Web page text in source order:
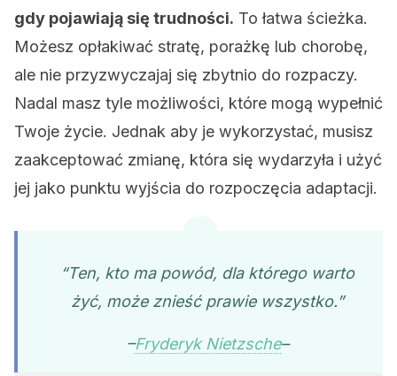
gdy pojawiają się trudności. To łatwa ścieżka.
Możesz opłakiwać stratę, porażkę lub chorobę,
ale nie przyzwyczajaj się zbytnio do rozpaczy.
Nadal masz tyle możliwości, które mogą wypełnić
Twoje życie. Jednak aby je wykorzystać, musisz
zaakceptować zmianę, która się wydarzyła i użyć
jej jako punktu wyjścia do rozpoczęcia adaptacji.
“Ten, kto ma powód, dla którego warto
żyć, może znieść prawie wszystko.”
–Fryderyk Nietzsche–